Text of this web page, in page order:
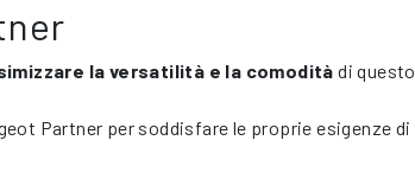
la versatilità e la comodità di questo
Partner per soddisfare le proprie esigenze di